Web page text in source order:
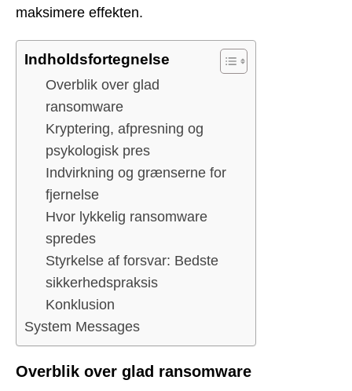
maksimere effekten.
Indholdsfortegnelse
Overblik over glad
ransomware
Kryptering, afpresning og
psykologisk pres
Indvirkning og grænserne for
fjernelse
Hvor lykkelig ransomware
spredes
Styrkelse af forsvar: Bedste
sikkerhedspraksis
Konklusion
System Messages
Overblik over glad ransomware